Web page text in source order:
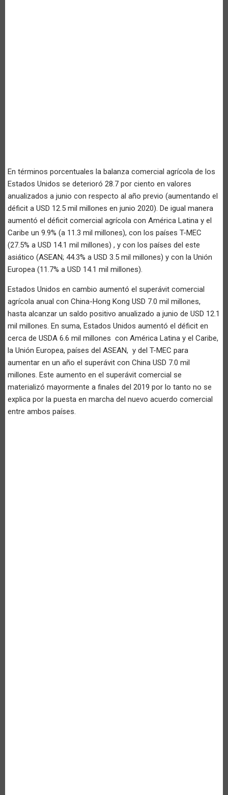
En términos porcentuales la balanza comercial agrícola de los
Estados Unidos se deterioró 28.7 por ciento en valores
anualizados a junio con respecto al año previo (aumentando el
déficit a USD 12.5 mil millones en junio 2020). De igual manera
aumentó el déficit comercial agrícola con América Latina y el
Caribe un 9.9% (a 11.3 mil millones), con los países T-MEC
(27.5% a USD 14.1 mil millones) , y con los países del este
asiático (ASEAN; 44.3% a USD 3.5 mil millones) y con la Unión
Europea (11.7% a USD 14.1 mil millones).
Estados Unidos en cambio aumentó el superávit comercial
agrícola anual con China-Hong Kong USD 7.0 mil millones,
hasta alcanzar un saldo positivo anualizado a junio de USD 12.1
mil millones. En suma, Estados Unidos aumentó el déficit en
cerca de USDA 6.6 mil millones con América Latina y el Caribe,
la Unión Europea, países del ASEAN, y del T-MEC para
aumentar en un año el superávit con China USD 7.0 mil
millones. Este aumento en el superávit comercial se
materializó mayormente a finales del 2019 por lo tanto no se
explica por la puesta en marcha del nuevo acuerdo comercial
entre ambos países.